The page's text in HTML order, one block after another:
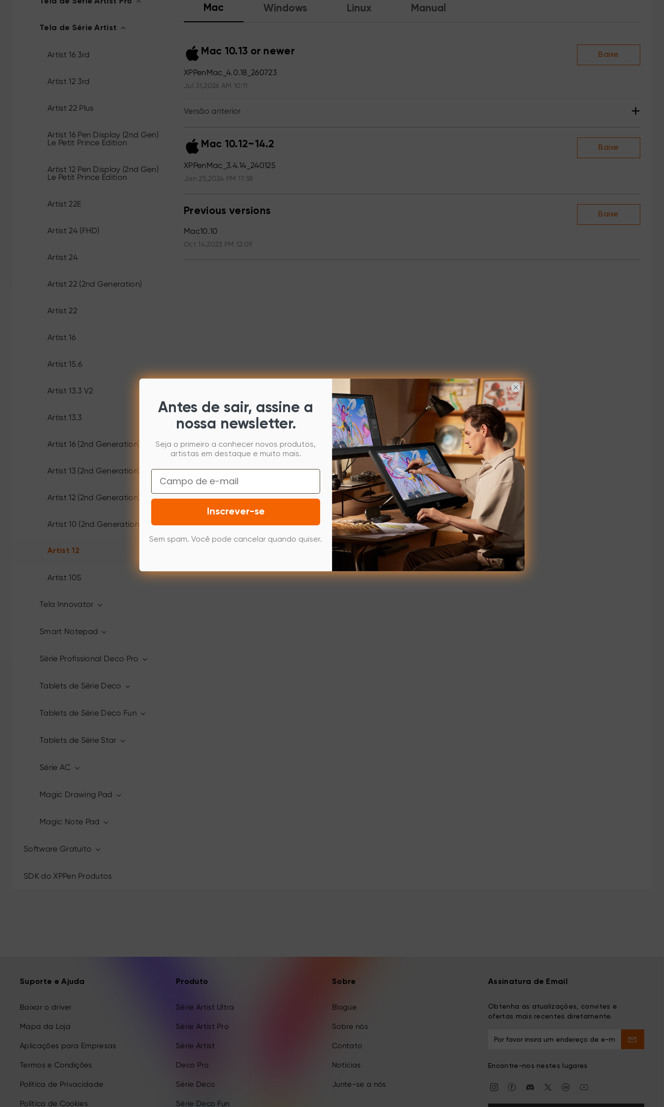
Tela de Série Artist
Artist 16 3rd
Artist 12 3rd
Artist 22 Plus
Artist 16 Pen Display (2nd Gen)
Le Petit Prince Edition
Artist 12 Pen Display (2nd Gen)
Le Petit Prince Edition
Artist 22E
Artist 24 (FHD)
Artist 24
Artist 22 (2nd Generation)
Artist 22
Artist 16
Artist 15.6
Artist 13.3 V2
Artist 13.3
Artist 16 (2nd Generation)
Artist 13 (2nd Generation)
Artist 12 (2nd Generation)
Artist 10 (2nd Generation)
Artist 12
Artist 10S
Tela Innovator
Smart Notepad
Série Profissional Deco Pro
Tablets de Série Deco
Tablets de Série Deco Fun
Tablets de Série Star
Série AC
Magic Drawing Pad
Magic Note Pad
Software Gratuito
SDK do XPPen Produtos
Mac Windows Linux Manual
Mac 10.13 or newer
XPPenMac_4.0.18_260723
Jul 31,2026 AM 10:11
Baixe
Versão anterior +
Mac 10.12~14.2
XPPenMac_3.4.14_240125
Jan 25,2024 PM 17:38
Baixe
Previous versions
Mac10.10
Oct 14,2023 PM 12:09
Baixe
Suporte e Ajuda
Baixar o driver
Mapa da Loja
Aplicações para Empresas
Termos e Condições
Política de Privacidade
Política de Cookies
Produto
Série Artist Ultra
Série Artist Pro
Série Artist
Deco Pro
Série Deco
Série Deco Fun
Sobre
Blogue
Sobre nós
Contato
Notícias
Junte-se a nós
Assinatura de Email
Obtenha as atualizações, convites e
ofertas mais recentes diretamente.
Encontre-nos nestes lugares
Antes de sair, assine a
nossa newsletter.
Seja o primeiro a conhecer novos produtos,
artistas em destaque e muito mais.
Email
Inscrever-se
Sem spam. Você pode cancelar quando quiser.